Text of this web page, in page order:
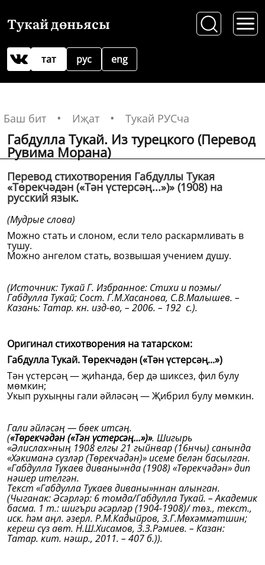
Тукай дөньясы
рус
тат eng
Баш бит Иҗат Тукай РУСча
Габдулла Тукай. Из турецкого (Перевод
Рувима Морана)
Перевод стихотворения Габдуллы Тукая
«Төрекчәдән («Тән үстерсәң...»)» (1908) на
русский язык.
(Мудрые слова)
Можно стать и слоном, если тело раскармливать в
тушу.
Можно ангелом стать, возвышая учением душу.
(Источник: Тукай Г. Избранное: Стихи и поэмы/
Габдулла Тукай; Сост. Г.М.Хасанова, С.В.Малышев. –
Казань: Татар. кн. изд-во, – 2006. – 192 с.).
Оригинал стихотворения на татарском:
Габдулла Тукай. Төрекчәдән («Тән үстерсәң...»)
Тән үстерсәң — җиһанда, бер дә шиксез, фил булу
мөмкин;
Укып рухыңны гали әйләсәң — Җибрил булу мөмкин.
Гали әйләсәң — бөек итсәң.
(«Төрекчәдән («Тән үстерсәң...»)». Шигырь
«Әлислах»ның 1908 елгы 21 гыйнвар (16нчы) санында
«Хәкиманә сүзләр (Төрекчәдән)» исеме белән басылган.
«Габдулла Тукаев диваны»нда (1908) «Төрекчәдән» дип
нәшер ителгән.
Текст «Габдулла Тукаев диваны»ннан алынган.
(Чыганак: Әсәрләр: 6 томда/Габдулла Тукай. – Академик
басма. 1 т.: шигъри әсәрләр (1904-1908)/ төз., текст.,
иск. һәм аңл. әзерл. Р.М.Кадыйров, З.Г.Мөхәммәтшин;
кереш сүз авт. Н.Ш.Хисамов, З.З.Рәмиев. – Казан:
Татар. кит. нәшр., 2011. – 407 б.)).